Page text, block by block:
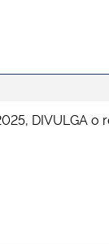
, DIVULGA o